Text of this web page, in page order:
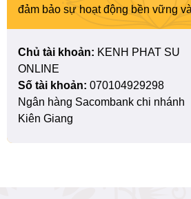
đảm bảo sự hoạt động bền vững
Chủ tài khoản: KENH PHAT SU
ONLINE
Số tài khoản: 070104929298
Ngân hàng Sacombank chi nhánh
Kiên Giang